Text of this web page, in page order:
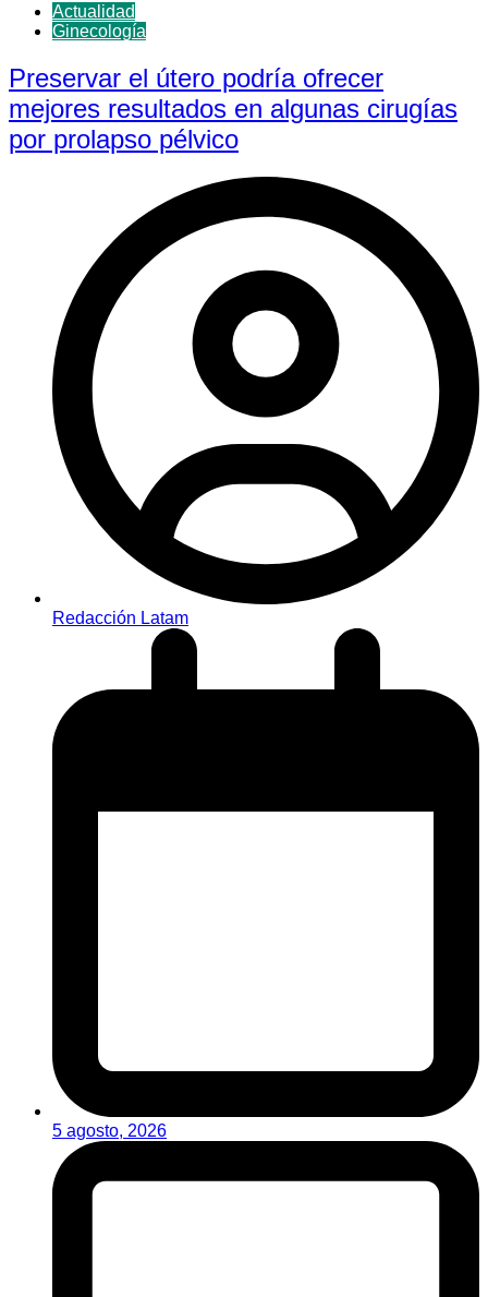
Actualidad
Ginecología
Preservar el útero podría ofrecer
mejores resultados en algunas cirugías
por prolapso pélvico
Redacción Latam
5 agosto, 2026